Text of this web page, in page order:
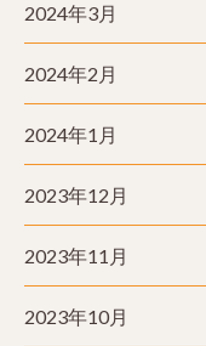
2024年3月
2024年2月
2024年1月
2023年12月
2023年11月
2023年10月